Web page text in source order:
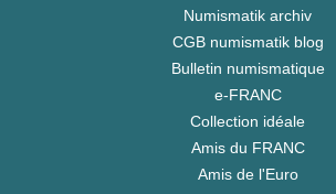
Numismatik archiv
CGB numismatik blog
Bulletin numismatique
e-FRANC
Collection idéale
Amis du FRANC
Amis de l'Euro